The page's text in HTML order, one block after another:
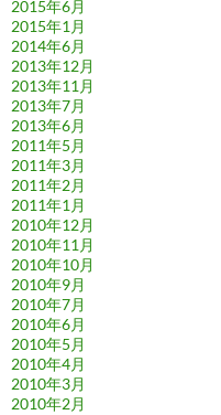
2015年6月
2015年1月
2014年6月
2013年12月
2013年11月
2013年7月
2013年6月
2011年5月
2011年3月
2011年2月
2011年1月
2010年12月
2010年11月
2010年10月
2010年9月
2010年7月
2010年6月
2010年5月
2010年4月
2010年3月
2010年2月